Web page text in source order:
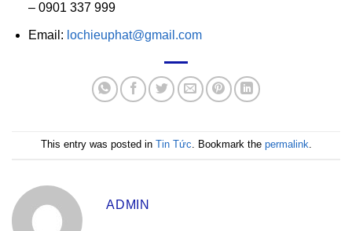
– 0901 337 999
Email: lochieuphat@gmail.com
This entry was posted in Tin Tức. Bookmark the permalink.
ADMIN